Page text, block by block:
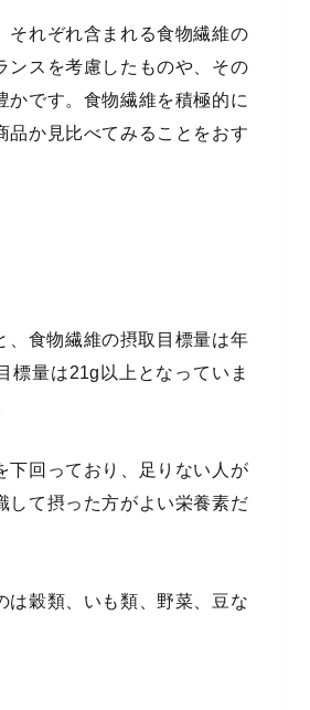
それぞれ含まれる食物繊維の
ンスを考慮したものや、その
かです。食物繊維を積極的に
品か見比べてみることをおす
、食物繊維の摂取目標量は年
標量は21g以上となっていま
下回っており、足りない人が
して摂った方がよい栄養素だ
は穀類、いも類、野菜、豆な